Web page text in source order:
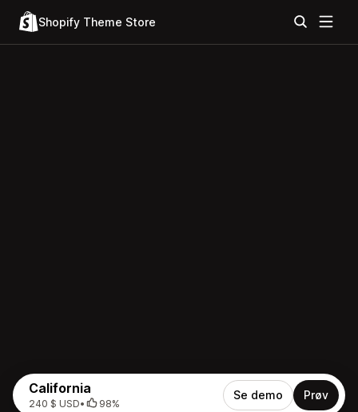
Shopify Theme Store
California
240 $ USD• 98%
Se demo Prøv